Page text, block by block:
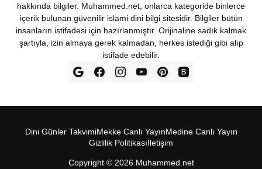
hakkında bilgiler. Muhammed.net, onlarca kategoride binlerce
içerik bulunan güvenilir islami dini bilgi sitesidir. Bilgiler bütün
insanların istifadesi için hazırlanmıştır. Orijinaline sadık kalmak
şartıyla, izin almaya gerek kalmadan, herkes istediği gibi alıp
istifade edebilir.
Copyright © 2026 Muhammed.net
Dini Günler TakvimiMekke Canl‎ı Yay‎ınMedine Canl‎ı Yayı‎n
Gizlilik Politikas‎ıİletişim